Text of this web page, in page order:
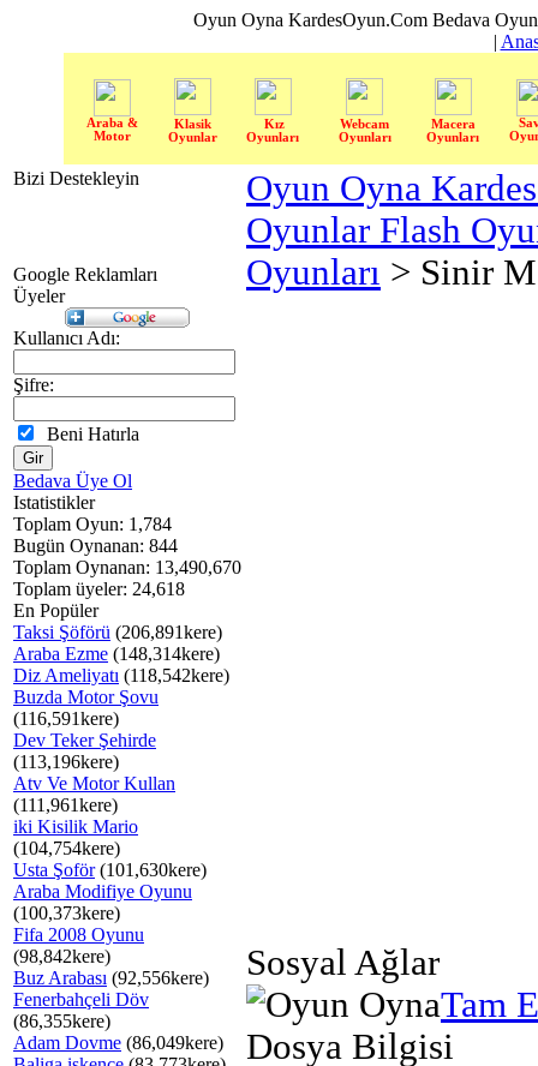
Oyun Oyna KardesOyun.Com Bedava
|
Araba &
Motor
Klasik
Oyunlar
Kız
Oyunları
Webcam
Oyunları
Macera
Oyunları
Bizi Destekleyin
Google Reklamları
Üyeler
Kullanıcı Adı:
Şifre:
Beni Hatırla
Bedava Üye Ol
Istatistikler
Toplam Oyun: 1,784
Bugün Oynanan: 844
Toplam Oynanan: 13,490,670
Toplam üyeler: 24,618
En Popüler
Taksi Şöförü (206,891kere)
Araba Ezme (148,314kere)
Diz Ameliyatı (118,542kere)
Buzda Motor Şovu
(116,591kere)
Dev Teker Şehirde
(113,196kere)
Atv Ve Motor Kullan
(111,961kere)
iki Kisilik Mario
(104,754kere)
Usta Şoför(101,630kere)
Araba Modifiye Oyunu
(100,373kere)
Fifa 2008 Oyunu
(98,842kere)
Buz Arabası (92,556kere)
Fenerbahçeli Döv
(86,355kere)
Adam Dovme (86,049kere)
Oyun Oyna
Oyunlar Flash
Oyunları > Sinir
Sosyal Ağlar
Tam
Dosya Bilgisi